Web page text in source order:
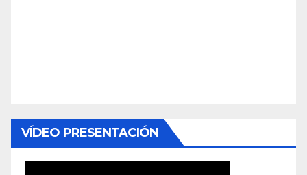
VÍDEO PRESENTACIÓN